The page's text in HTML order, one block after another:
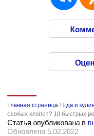
Главная страница / Еда и
особых хлопот? 10 быстрых
Статья опубликована в
Обновлено 5.02.2022